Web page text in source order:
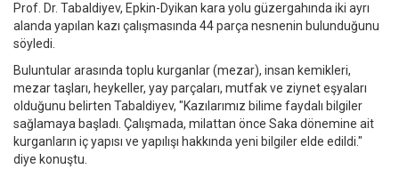
Prof. Dr. Tabaldiyev, Epkin-Dyikan kara yolu güzergahında iki ayrı
alanda yapılan kazı çalışmasında 44 parça nesnenin bulunduğunu
söyledi.
Buluntular arasında toplu kurganlar (mezar), insan kemikleri,
mezar taşları, heykeller, yay parçaları, mutfak ve ziynet eşyaları
olduğunu belirten Tabaldiyev, "Kazılarımız bilime faydalı bilgiler
sağlamaya başladı. Çalışmada, milattan önce Saka dönemine ait
kurganların iç yapısı ve yapılışı hakkında yeni bilgiler elde edildi."
diye konuştu.